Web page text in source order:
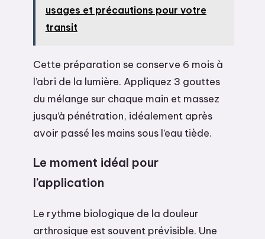
usages et précautions pour votre
transit
Cette préparation se conserve 6 mois à
l’abri de la lumière. Appliquez 3 gouttes
du mélange sur chaque main et massez
jusqu’à pénétration, idéalement après
avoir passé les mains sous l’eau tiède.
Le moment idéal pour
l’application
Le rythme biologique de la douleur
arthrosique est souvent prévisible. Une